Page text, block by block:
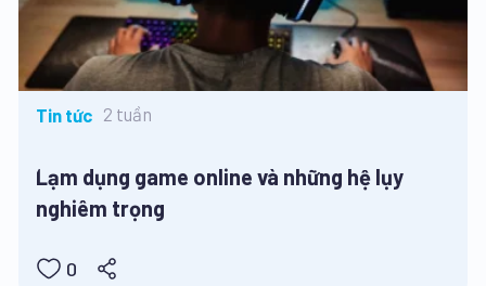
Tin tức 2 tuần
Lạm dụng game online và những hệ lụy
nghiêm trọng
0